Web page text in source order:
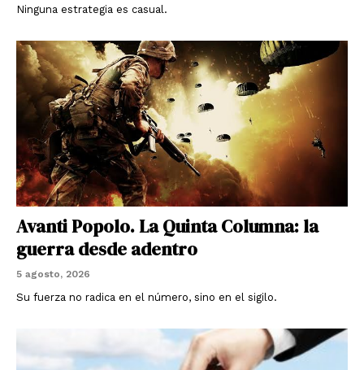
Ninguna estrategia es casual.
Avanti Popolo. La Quinta Columna: la
guerra desde adentro
5 agosto, 2026
Su fuerza no radica en el número, sino en el sigilo.